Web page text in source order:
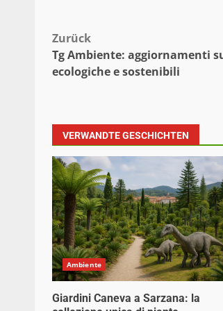
Beitragsnavigation
Zurück
Tg Ambiente: aggiornamenti
ecologiche e sostenibili
VERWANDTE GESCHICHTEN
Ambiente
Giardini Caneva a Sarzana: la